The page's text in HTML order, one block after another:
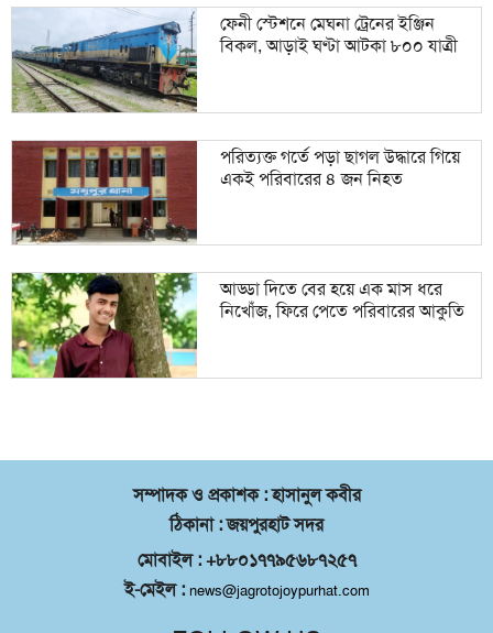
ফেনী স্টেশনে মেঘনা ট্রেনের ইঞ্জিন
বিকল, আড়াই ঘণ্টা আটকা ৮০০ যাত্রী
পরিত্যক্ত গর্তে পড়া ছাগল উদ্ধারে গিয়ে
একই পরিবারের ৪ জন নিহত
আড্ডা দিতে বের হয়ে এক মাস ধরে
নিখোঁজ, ফিরে পেতে পরিবারের আকুতি
সম্পাদক ও প্রকাশক : হাসানুল কবীর
ঠিকানা : জয়পুরহাট সদর
মোবাইল : +৮৮০১৭৭৯৫৬৮৭২৫৭
ই-মেইল : news@jagrotojoypurhat.com